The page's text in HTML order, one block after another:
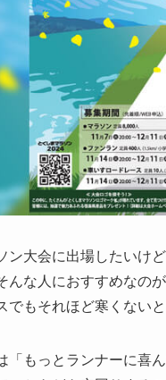
ン大会に出場したいけ
んな人におすすめなの
でもそれほど寒くない
「もっとランナーに喜